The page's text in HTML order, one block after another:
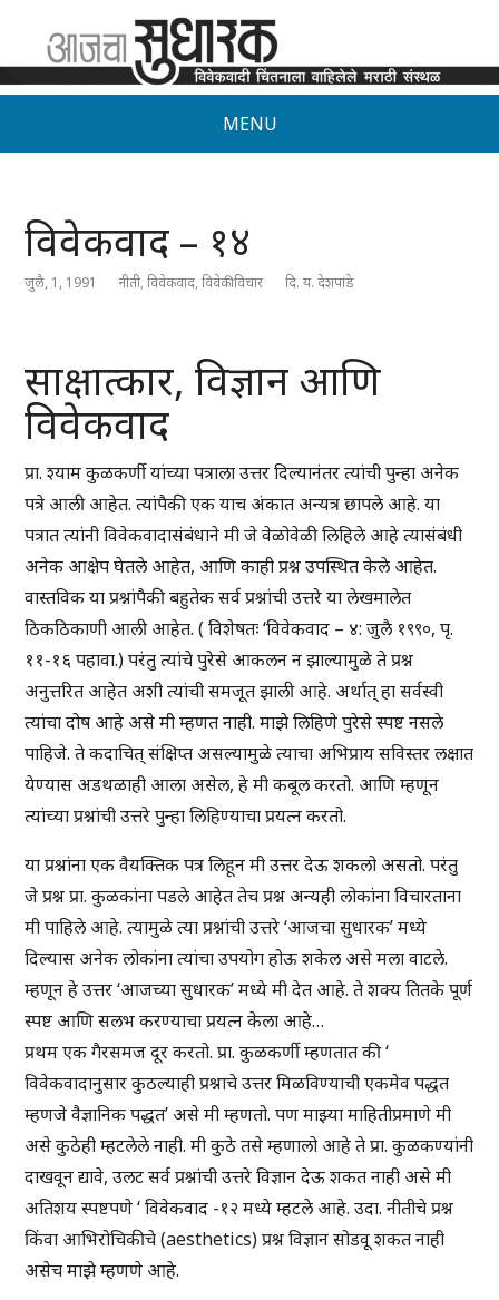
MENU
विवेकवाद – १४
जुलै, 1, 1991 नीती,विवेकवाद,विवेकी विचार दि. य. देशपांडे
साक्षात्कार, विज्ञान आणि
विवेकवाद
प्रा. श्याम कुळकर्णी यांच्या पत्राला उत्तर दिल्यानंतर त्यांची पुन्हा अनेक
पत्रे आली आहेत. त्यांपैकी एक याच अंकात अन्यत्र छापले आहे. या
पत्रात त्यांनी विवेकवादासंबंधाने मी जे वेळोवेळी लिहिले आहे त्यासंबंधी
अनेक आक्षेप घेतले आहेत, आणि काही प्रश्न उपस्थित केले आहेत.
वास्तविक या प्रश्नांपैकी बहुतेक सर्व प्रश्नांची उत्तरे या लेखमालेत
ठिकठिकाणी आली आहेत. ( विशेषतः ‘विवेकवाद – ४: जुलै १९९०, पृ.
११-१६ पहावा.) परंतु त्यांचे पुरेसे आकलन न झाल्यामुळे ते प्रश्न
अनुत्तरित आहेत अशी त्यांची समजूत झाली आहे. अर्थात् हा सर्वस्वी
त्यांचा दोष आहे असे मी म्हणत नाही. माझे लिहिणे पुरेसे स्पष्ट नसले
पाहिजे. ते कदाचित् संक्षिप्त असल्यामुळे त्याचा अभिप्राय सविस्तर लक्षात
येण्यास अडथळाही आला असेल, हे मी कबूल करतो. आणि म्हणून
त्यांच्या प्रश्नांची उत्तरे पुन्हा लिहिण्याचा प्रयत्न करतो.
या प्रश्नांना एक वैयक्तिक पत्र लिहून मी उत्तर देऊ शकलो असतो. परंतु
जे प्रश्न प्रा. कुळकांना पडले आहेत तेच प्रश्न अन्यही लोकांना विचारताना
मी पाहिले आहे. त्यामुळे त्या प्रश्नांची उत्तरे ‘आजचा सुधारक’ मध्ये
दिल्यास अनेक लोकांना त्यांचा उपयोग होऊ शकेल असे मला वाटले.
म्हणून हे उत्तर ‘आजच्या सुधारक’ मध्ये मी देत आहे. ते शक्य तितके पूर्ण
स्पष्ट आणि सलभ करण्याचा प्रयत्न केला आहे…
प्रथम एक गैरसमज दूर करतो. प्रा. कुळकर्णी म्हणतात की ‘
विवेकवादानुसार कुठल्याही प्रश्नाचे उत्तर मिळविण्याची एकमेव पद्धत
म्हणजे वैज्ञानिक पद्धत’ असे मी म्हणतो. पण माझ्या माहितीप्रमाणे मी
असे कुठेही म्हटलेले नाही. मी कुठे तसे म्हणालो आहे ते प्रा. कुळकण्यांनी
दाखवून द्यावे, उलट सर्व प्रश्नांची उत्तरे विज्ञान देऊ शकत नाही असे मी
अतिशय स्पष्टपणे ‘ विवेकवाद -१२ मध्ये म्हटले आहे. उदा. नीतीचे प्रश्न
किंवा आभिरोचिकीचे (aesthetics) प्रश्न विज्ञान सोडवू शकत नाही
असेच माझे म्हणणे आहे.